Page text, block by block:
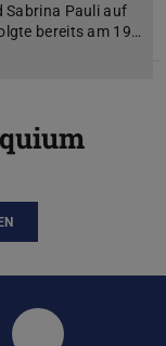
Sabrina Pauli auf
bereits am 19…